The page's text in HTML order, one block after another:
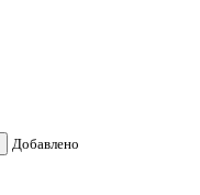
Добавлено